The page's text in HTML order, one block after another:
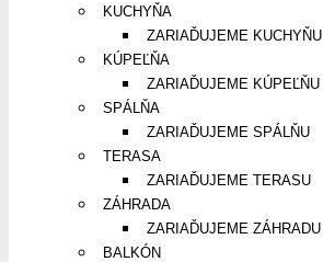
KUCHYŇA
ZARIAĎUJEME KUCHYŇU
KÚPEĽŇA
ZARIAĎUJEME KÚPEĽŇU
SPÁLŇA
ZARIAĎUJEME SPÁLŇU
TERASA
ZARIAĎUJEME TERASU
ZÁHRADA
ZARIAĎUJEME ZÁHRADU
BALKÓN